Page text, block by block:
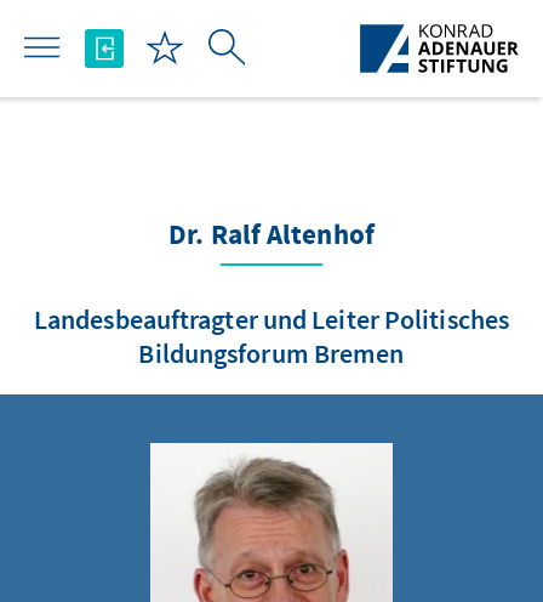
Skip to Main Content
Dr. Ralf Altenhof
Landesbeauftragter und Leiter Politisches
Bildungsforum Bremen